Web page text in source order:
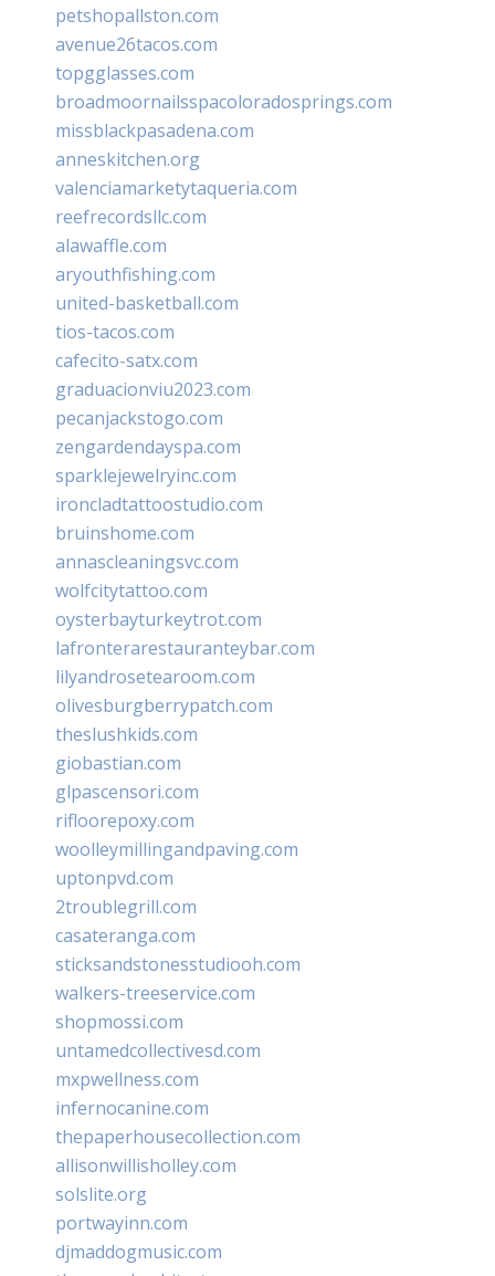
petshopallston.com
avenue26tacos.com
topgglasses.com
broadmoornailsspacoloradosprings.com
missblackpasadena.com
anneskitchen.org
valenciamarketytaqueria.com
reefrecordsllc.com
alawaffle.com
aryouthfishing.com
united-basketball.com
tios-tacos.com
cafecito-satx.com
graduacionviu2023.com
pecanjackstogo.com
zengardendayspa.com
sparklejewelryinc.com
ironcladtattoostudio.com
bruinshome.com
annascleaningsvc.com
wolfcitytattoo.com
oysterbayturkeytrot.com
lafronterarestauranteybar.com
lilyandrosetearoom.com
olivesburgberrypatch.com
theslushkids.com
giobastian.com
glpascensori.com
rifloorepoxy.com
woolleymillingandpaving.com
uptonpvd.com
2troublegrill.com
casateranga.com
sticksandstonesstudiooh.com
walkers-treeservice.com
shopmossi.com
untamedcollectivesd.com
mxpwellness.com
infernocanine.com
thepaperhousecollection.com
allisonwillisholley.com
solslite.org
portwayinn.com
djmaddogmusic.com